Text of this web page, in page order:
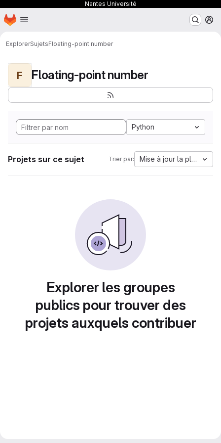
Nantes Université
Passer au contenu principal
Page d'accueil
ExplorerSujetsFloating-point number
F Floating-point number
Python
Projets sur ce sujet Trier par: Mise à jour la plus
Explorer les groupes
publics pour trouver des
projets auxquels contribuer